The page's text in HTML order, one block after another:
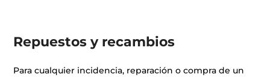
Repuestos y recambios
Para cualquier incidencia, reparación o compra de un